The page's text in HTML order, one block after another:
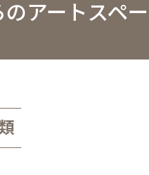
アートスペ